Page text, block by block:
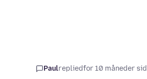
Paulrepliedfor 10 måneder